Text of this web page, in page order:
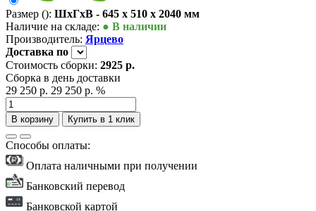
Размер (): ШxГxВ - 645 x 510 x 2040 мм
Наличие на складе: ● В наличии
Производитель: Ярцево
Доставка по
Стоимость сборки: 2925 р.
Сборка в день доставки
29 250 р. 29 250 р. %
В корзину Купить в 1 клик
Способы оплаты:
Оплата наличными при получении
Банковский перевод
Банковской картой